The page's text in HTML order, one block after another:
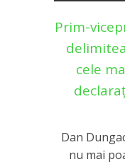
Prim-
cele
Dan
nu mai